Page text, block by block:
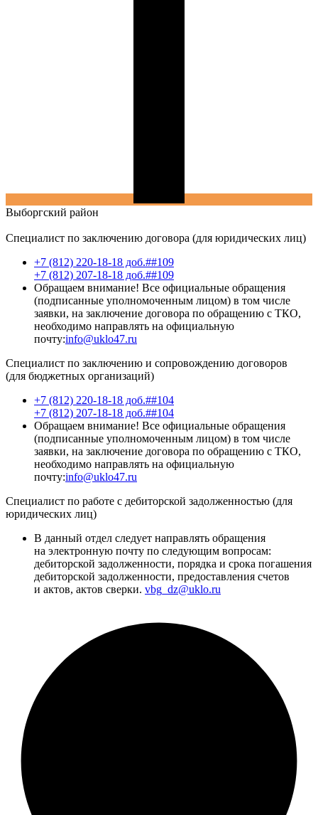
Выборгский район
Специалист по заключению договора (для юридических лиц)
+7 (812) 220-18-18 доб.##109
+7 (812) 207-18-18 доб.##109
Обращаем внимание! Все официальные обращения
(подписанные уполномоченным лицом) в том числе
заявки, на заключение договора по обращению с ТКО,
необходимо направлять на официальную
почту:info@uklo47.ru
Специалист по заключению и сопровождению договоров
(для бюджетных организаций)
+7 (812) 220-18-18 доб.##104
+7 (812) 207-18-18 доб.##104
Обращаем внимание! Все официальные обращения
(подписанные уполномоченным лицом) в том числе
заявки, на заключение договора по обращению с ТКО,
необходимо направлять на официальную
почту:info@uklo47.ru
Специалист по работе с дебиторской задолженностью (для
юридических лиц)
В данный отдел следует направлять обращения
на электронную почту по следующим вопросам:
дебиторской задолженности, порядка и срока погашения
дебиторской задолженности, предоставления счетов
и актов, актов сверки. vbg_dz@uklo.ru